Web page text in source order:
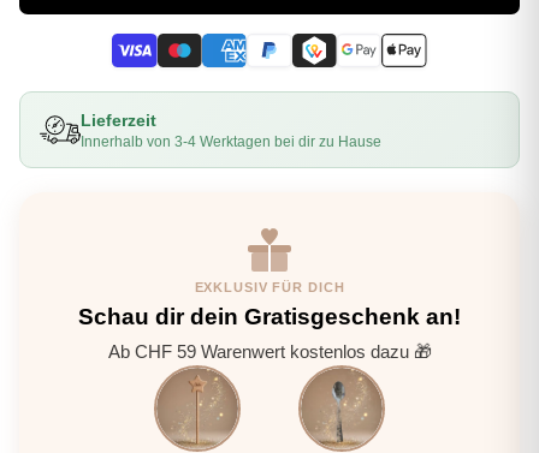
Lieferzeit
Innerhalb von 3-4 Werktagen bei dir zu Hause
EXKLUSIV FÜR DICH
Schau dir dein Gratisgeschenk an!
Ab CHF 59 Warenwert kostenlos dazu 🎁